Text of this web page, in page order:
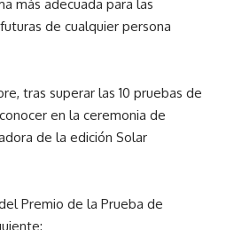
más adecuada para las
de cualquier persona
tras superar las 10 pruebas de
en la ceremonia de
de la edición Solar
Premio de la Prueba de